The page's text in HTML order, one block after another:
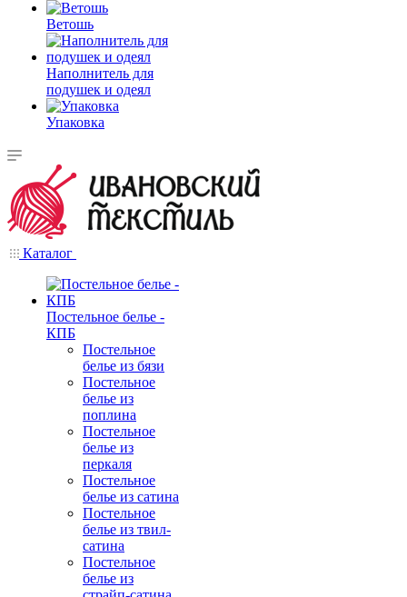
Ветошь
Наполнитель для
подушек и одеял
Упаковка
Каталог
Постельное белье -
КПБ
Постельное
белье из бязи
Постельное
белье из
поплина
Постельное
белье из
перкаля
Постельное
белье из сатина
Постельное
белье из твил-
сатина
Постельное
белье из